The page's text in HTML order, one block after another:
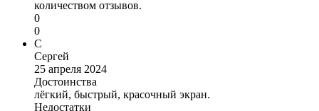
количеством отзывов.
0
0
С
Сергей
25 апреля 2024
Достоинства
лёгкий, быстрый, красочный экран.
Недостатки